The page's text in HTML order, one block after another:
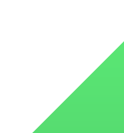
для
для стирки и
для ковров и
универсальные
Автохимия и
автоэмали
аэрозольные